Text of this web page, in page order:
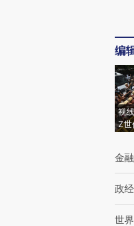
编
视
Z世
金融
政经
世界